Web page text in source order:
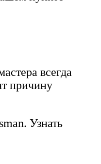
всегда
причину
Узнать